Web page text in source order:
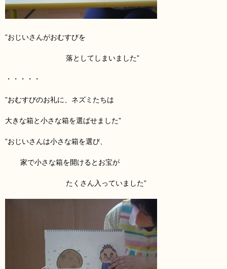
”おじいさんがおむすびを
落としてしまいました”
・・・・・
”おむすびのお礼に、ネズミ たちは
大きな箱と小さな箱を選ばせました”
”おじいさんは小さな箱を選び、
家で小さな箱を開けるとお宝が
たくさん入っていました”